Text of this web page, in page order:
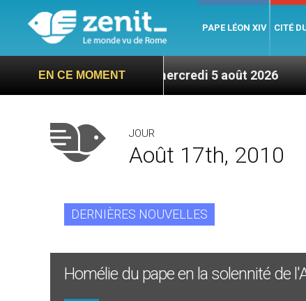
PAPE LÉON XIV CITÉ
EN CE MOMENT
– 6 titres, mercredi 5 août 2026
JOUR
Août 17th, 2010
DERNIÈRES NOUVELLES
Homélie du pape en la solennité de